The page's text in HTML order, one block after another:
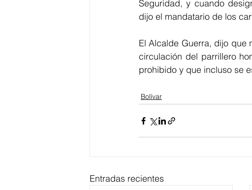
Seguridad, y cuando
dijo el mandatario de los
El Alcalde Guerra, dijo que
circulación del parrillero
prohibido y que incluso se
Bolívar
Entradas recientes